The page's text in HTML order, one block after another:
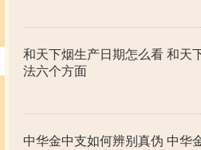
和天下烟生产日期怎么看 和天
法六个方面
中华金中支如何辨别真伪 中华